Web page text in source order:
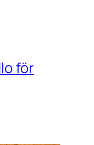
för